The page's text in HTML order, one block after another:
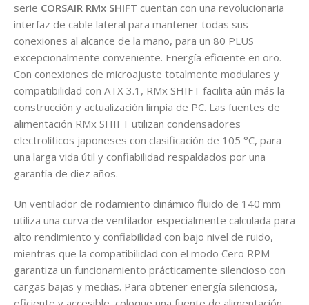
serie CORSAIR RMx SHIFT cuentan con una revolucionaria
interfaz de cable lateral para mantener todas sus
conexiones al alcance de la mano, para un 80 PLUS
excepcionalmente conveniente. Energía eficiente en oro.
Con conexiones de microajuste totalmente modulares y
compatibilidad con ATX 3.1, RMx SHIFT facilita aún más la
construcción y actualización limpia de PC. Las fuentes de
alimentación RMx SHIFT utilizan condensadores
electrolíticos japoneses con clasificación de 105 °C, para
una larga vida útil y confiabilidad respaldados por una
garantía de diez años.
Un ventilador de rodamiento dinámico fluido de 140 mm
utiliza una curva de ventilador especialmente calculada para
alto rendimiento y confiabilidad con bajo nivel de ruido,
mientras que la compatibilidad con el modo Cero RPM
garantiza un funcionamiento prácticamente silencioso con
cargas bajas y medias. Para obtener energía silenciosa,